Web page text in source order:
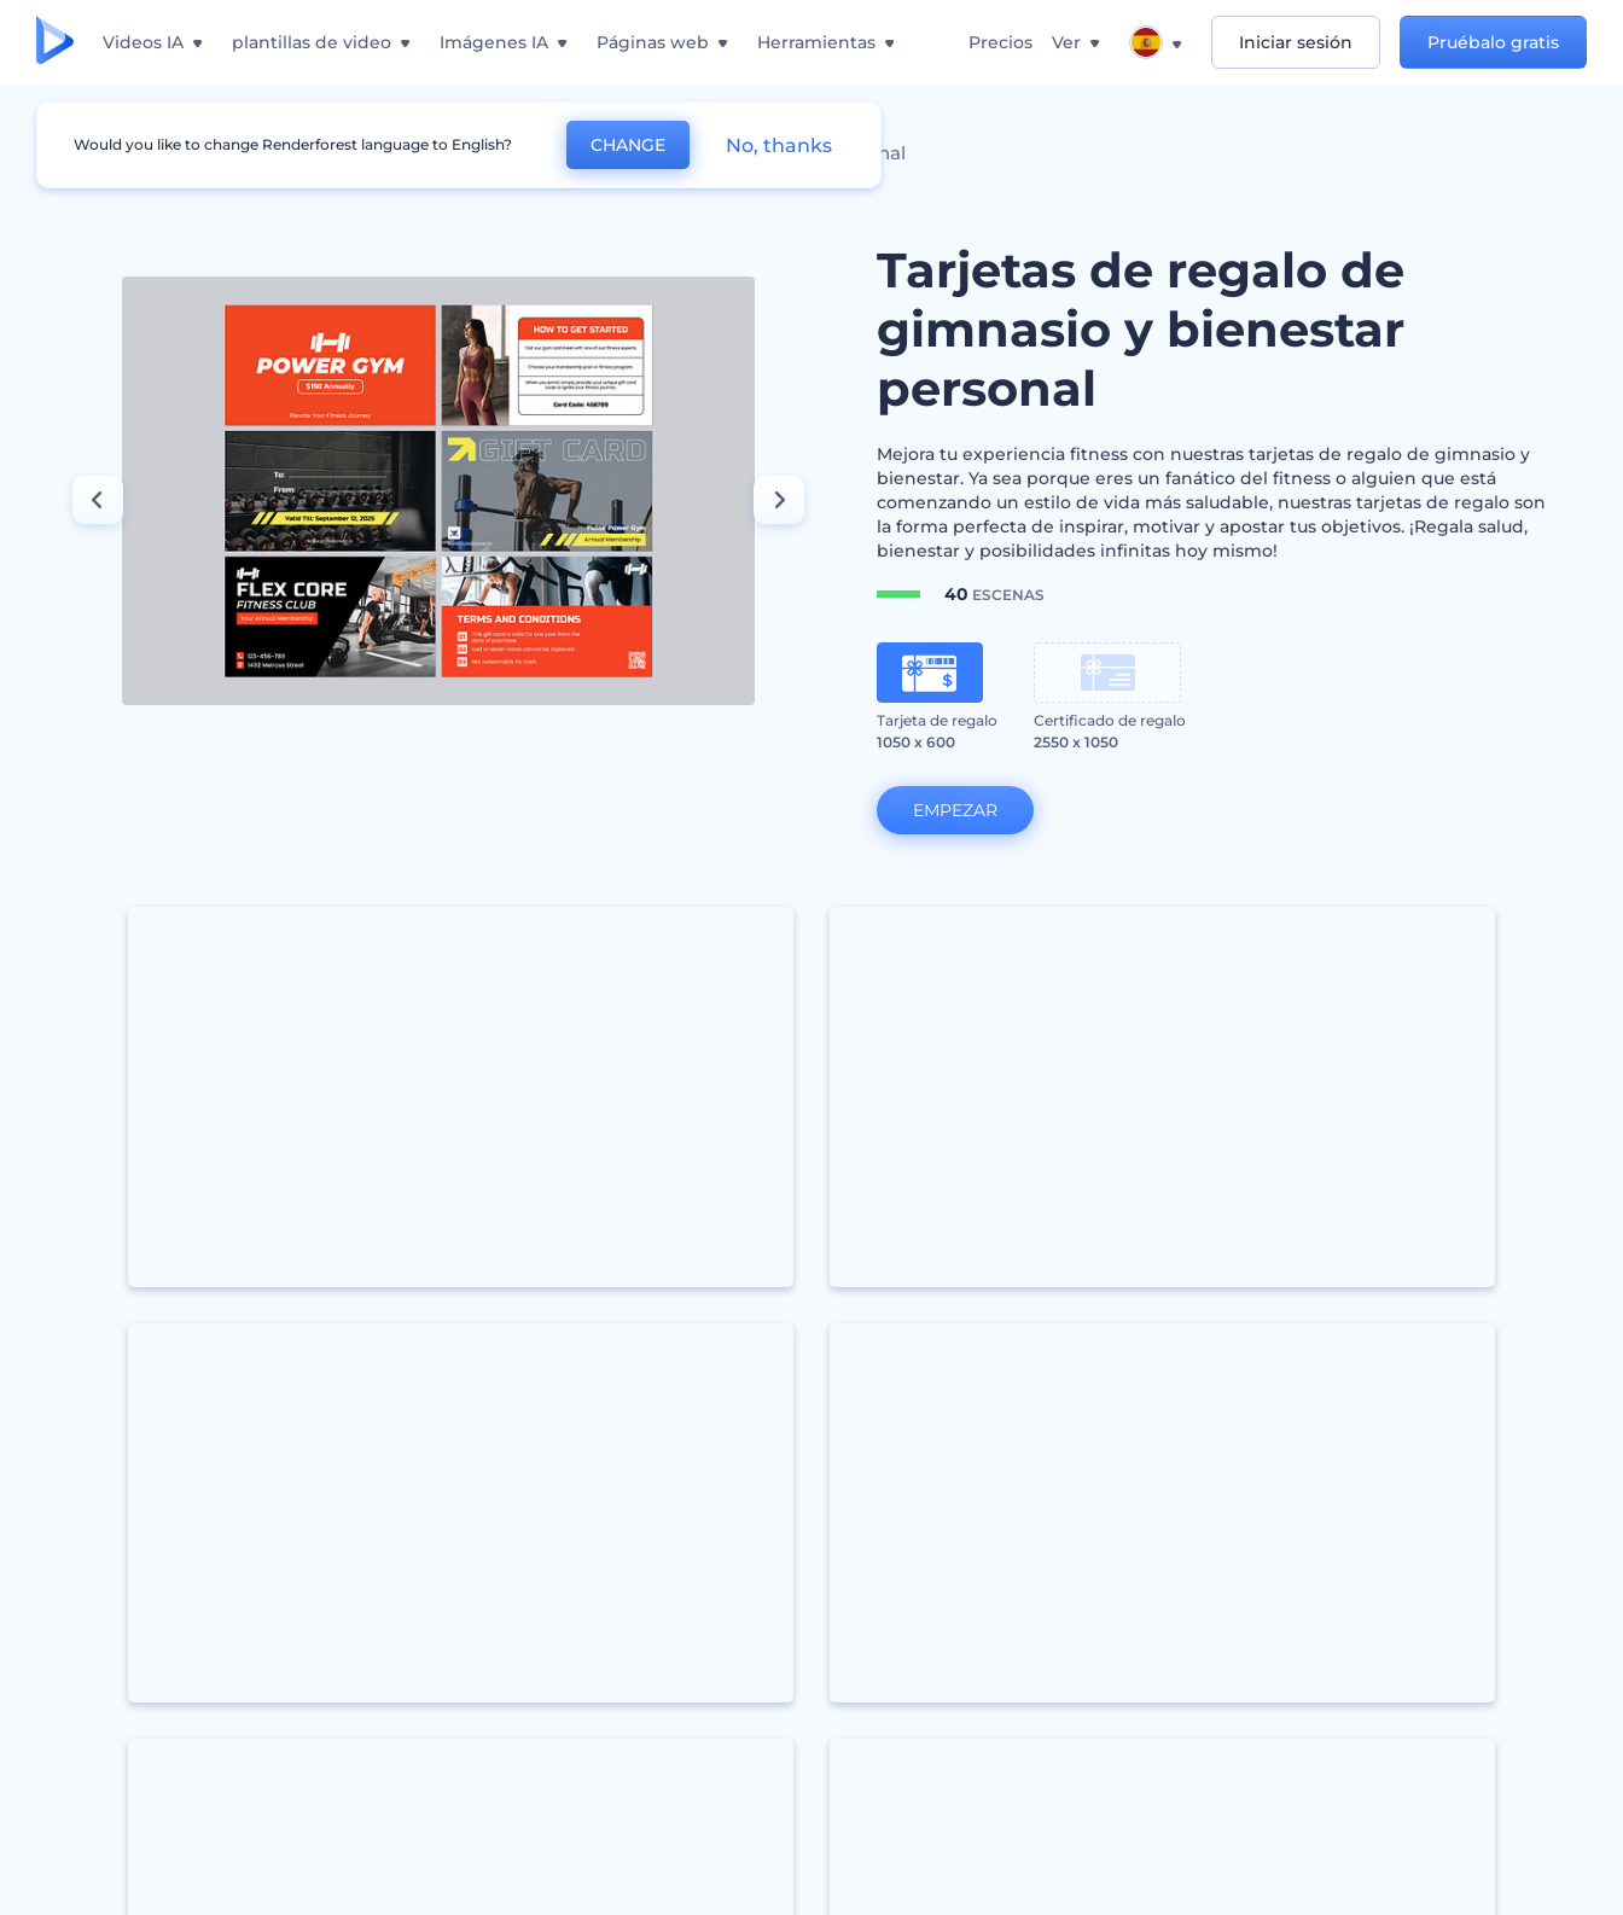
Videos IA plantillas de video Imágenes IA Páginas web Herramientas Precios Ver Iniciar sesión Pruébalo gratis
Gráficos Certificado de regalo Tarjetas de regalo de gimnasio y bienestar personal
Tarjetas de regalo de
gimnasio y bienestar
personal
Mejora tu experiencia fitness con nuestras tarjetas de regalo de gimnasio y
bienestar. Ya sea porque eres un fanático del fitness o alguien que está
comenzando un estilo de vida más saludable, nuestras tarjetas de regalo son
la forma perfecta de inspirar, motivar y apostar tus objetivos. ¡Regala salud,
bienestar y posibilidades infinitas hoy mismo!
40 ESCENAS
Tarjeta de regalo
1050 x 600
Certificado de regalo
2550 x 1050
EMPEZAR
Would you like to change Renderforest language to English? CHANGE No, thanks